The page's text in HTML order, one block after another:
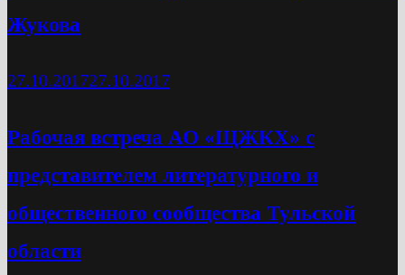
Жукова
27.10.201727.10.2017
Рабочая встреча АО «ЩЖКХ» с
представителем литературного и
общественного сообщества Тульской
области